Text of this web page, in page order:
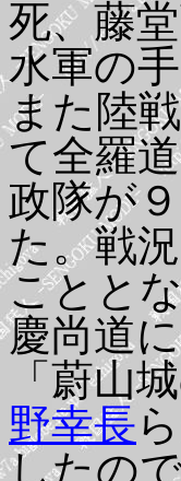
死、藤
水軍の
また陸
て全羅
政隊が
た。戦
ことと
慶尚道
「蔚山
野幸長
したの